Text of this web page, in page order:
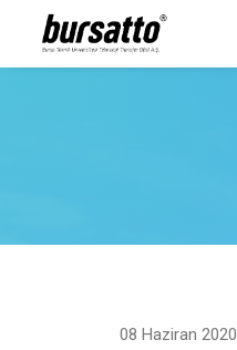
08 Haziran 2020